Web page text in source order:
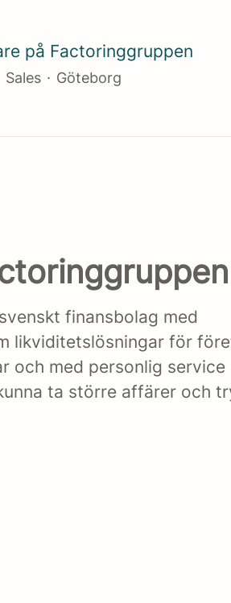
på Factoringgruppen
Sales · Göteborg
finansbolag med
likviditetslösningar för
och med personlig service
ta större affärer och